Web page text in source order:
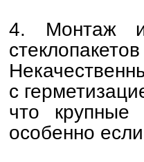
4. Монтаж и
с
что крупные
особенно